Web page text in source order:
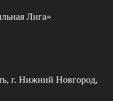
Лига»
г. Нижний Новгород,